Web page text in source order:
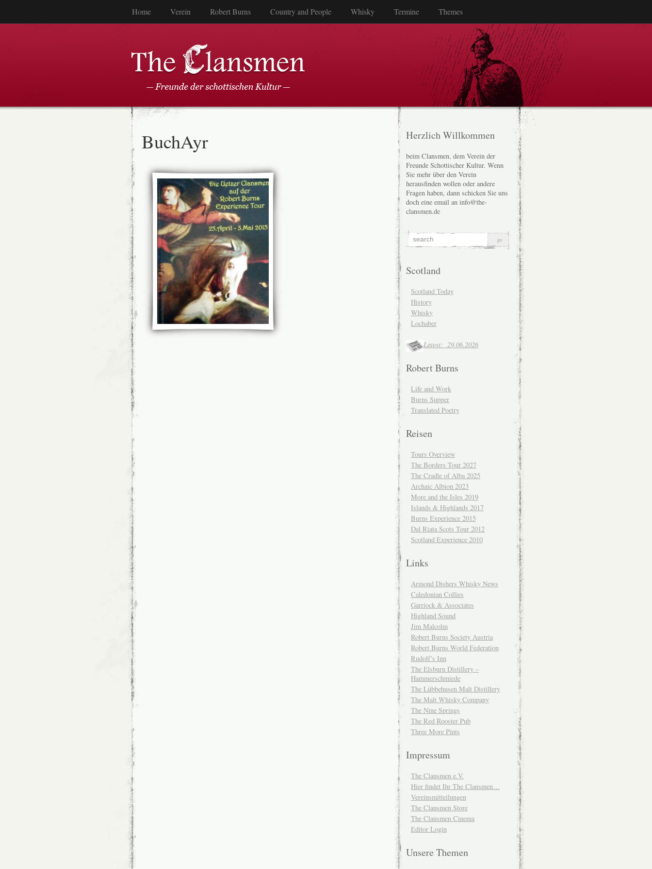
Home Verein Robert Burns Country and People Whisky Termine Themes
BuchAyr Herzlich Willkommen
beim Clansmen, dem Verein der
Freunde Schottischer Kultur. Wenn
Sie mehr über den Verein
herausfinden wollen oder andere
Fragen haben, dann schicken Sie uns
doch eine email an info@the-
clansmen.de
Scotland
Scotland Today
History
Whisky
Lochaber
Latest: 29.06.2026
Robert Burns
Life and Work
Burns Supper
Translated Poetry
Reisen
Tours Overview
The Borders Tour 2027
The Cradle of Alba 2025
Archaic Albion 2023
More and the Isles 2019
Islands & Highlands 2017
Burns Experience 2015
Dal Riata Scots Tour 2012
Scotland Experience 2010
Links
Armond Dishers Whisky News
Caledonian Collies
Garriock & Associates
Highland Sound
Jim Malcolm
Robert Burns Society Austria
Robert Burns World Federation
Rudolf’s Inn
The Elsburn Distillery –
Hammerschmiede
The Lübbehusen Malt Distillery
The Malt Whisky Company
The Nine Springs
The Red Rooster Pub
Three More Pints
Impressum
The Clansmen e.V.
Hier findet Ihr The Clansmen…
Vereinsmitteilungen
The Clansmen Store
The Clansmen Cinema
Editor Login
Unsere Themen